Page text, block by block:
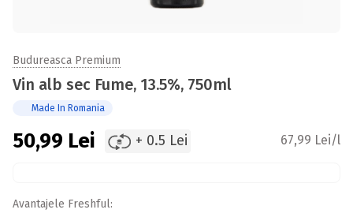
Budureasca Premium
Vin alb sec Fume, 13.5%, 750ml
Made In Romania
50,99 Lei + 0.5 Lei 67,99 Lei/l
Avantajele Freshful: